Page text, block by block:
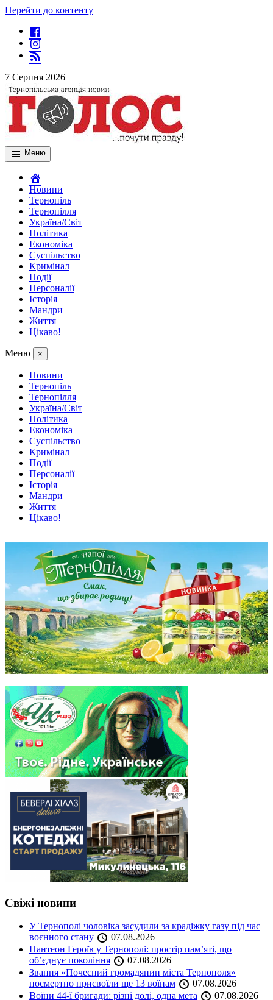
Перейти до контенту
7 Серпня 2026
Меню
Новини
Тернопіль
Тернопілля
Україна/Світ
Політика
Економіка
Суспільство
Кримінал
Події
Персоналії
Історія
Мандри
Життя
Цікаво!
Меню ×
Новини
Тернопіль
Тернопілля
Україна/Світ
Політика
Економіка
Суспільство
Кримінал
Події
Персоналії
Історія
Мандри
Життя
Цікаво!
Свіжі новини
У Тернополі чоловіка засудили за крадіжку газу під час
воєнного стану
07.08.2026
Пантеон Героїв у Тернополі: простір пам’яті, що
об’єднує покоління
07.08.2026
Звання «Почесний громадянин міста Тернополя»
посмертно присвоїли ще 13 воїнам
07.08.2026
Воїни 44-ї бригади: різні долі, одна мета
07.08.2026